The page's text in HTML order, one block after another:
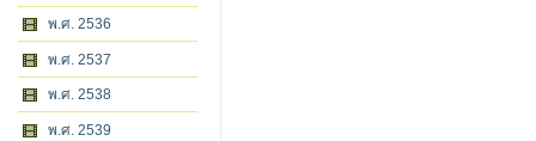
พ.ศ. 2536
พ.ศ. 2537
พ.ศ. 2538
พ.ศ. 2539